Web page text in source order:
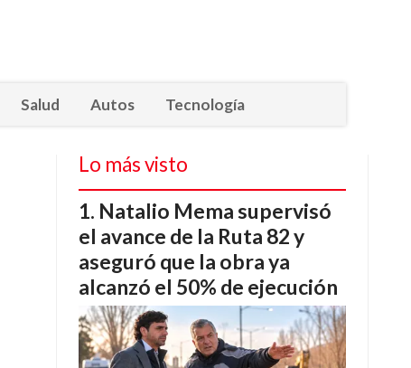
Salud Autos Tecnología
Lo más visto
Natalio Mema supervisó
el avance de la Ruta 82 y
aseguró que la obra ya
alcanzó el 50% de ejecución